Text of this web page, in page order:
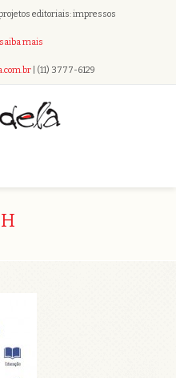
editoriais: impressos
saiba mais
| (11) 3777-6129